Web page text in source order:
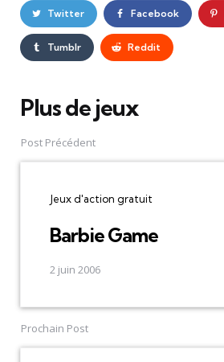
Twitter Facebook
Tumblr Reddit
Plus de jeux
Post
navigation
Post Précédent
Jeux d'action gratuit
Barbie Game
2 juin 2006
Prochain Post